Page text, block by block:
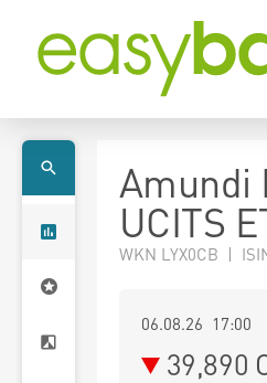
Amundi
UCITS
WKN LYX0CB |
06.08.26 17:00
39,890